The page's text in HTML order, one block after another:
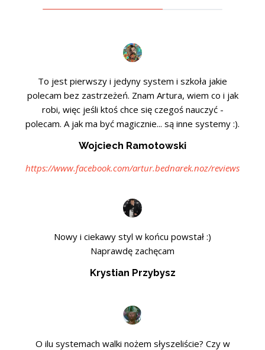
To jest pierwszy i jedyny system i szkoła jakie
polecam bez zastrzeżeń. Znam Artura, wiem co i jak
robi, więc jeśli ktoś chce się czegoś nauczyć -
polecam. A jak ma być magicznie... są inne systemy :).
Wojciech Ramotowski
https://www.facebook.com/artur.bednarek.noz/reviews
Nowy i ciekawy styl w końcu powstał :)
Naprawdę zachęcam
Krystian Przybysz
O ilu systemach walki nożem słyszeliście? Czy w